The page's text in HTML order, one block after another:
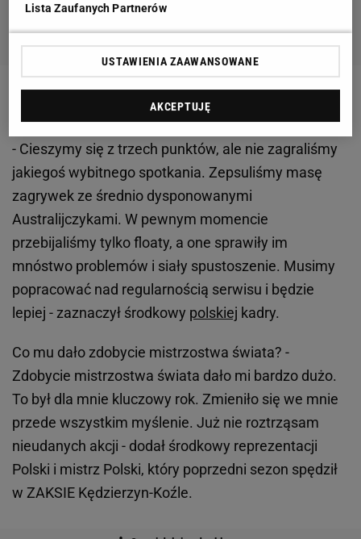
- Cieszymy się z trzech punktów, ale nie zagraliśmy
jakiegoś wybitnego spotkania. Zepsuliśmy masę
zagrywek ze średnio dysponowanymi
Australijczykami. W pewnym momencie
przebijaliśmy tylko floaty, a one sprawiły im
mnóstwo problemów i siały spustoszenie. Musimy
popracować nad regularnością serwisu i będzie
lepiej - zaznaczył środkowy polskiej kadry.
Co mu dało zdobycie mistrzostwa świata? -
Zdobycie mistrzostwa świata dało mi bardzo dużo.
To był dla mnie kluczowy rok. Zmieniło się we mnie
przede wszystkim myślenie. Już nie roztrząsam
nieudanych akcji - dodał środkowy reprezentacji
Polski i mistrz Polski, który poprzedni sezon spędził
w ZAKSIE Kędzierzyn-Koźle.
Lista Zaufanych Partnerów
USTAWIENIA ZAAWANSOWANE
AKCEPTUJĘ